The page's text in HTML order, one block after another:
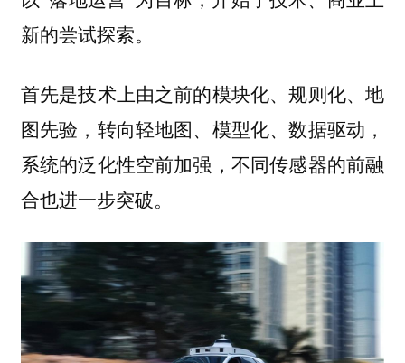
新的尝试探索。
首先是技术上由之前的模块化、规则化、地
图先验，转向轻地图、模型化、数据驱动，
系统的泛化性空前加强，不同传感器的前融
合也进一步突破。